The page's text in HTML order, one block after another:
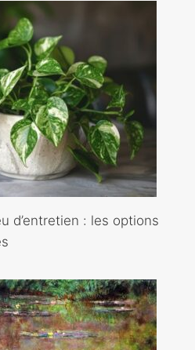
d’entretien : les options